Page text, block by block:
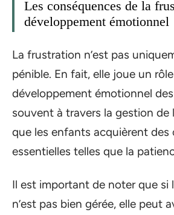
Les conséquences de la
développement émotionnel
La frustration n’est pas
pénible. En fait, elle joue un
développement émotionnel
souvent à travers la gestion de
que les enfants acquièrent des
essentielles telles que la
Il est important de noter que si
n’est pas bien gérée, elle peut